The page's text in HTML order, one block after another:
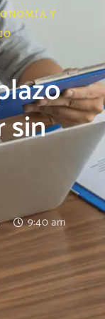
Y
sin
9:40 am